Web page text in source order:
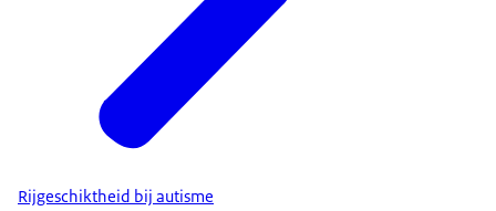
Rijgeschiktheid bij autisme